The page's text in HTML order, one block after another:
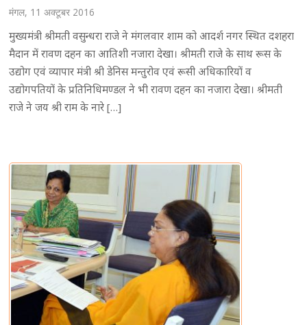
मंगल, 11 अक्टूबर 2016
मुख्यमंत्री श्रीमती वसुन्धरा राजे ने मंगलवार शाम को आदर्श नगर स्थित दशहरा
मैदान में रावण दहन का आतिशी नजारा देखा। श्रीमती राजे के साथ रूस के
उद्योग एवं व्यापार मंत्री श्री डेनिस मन्तुरोव एवं रूसी अधिकारियों व
उद्योगपतियों के प्रतिनिधिमण्डल ने भी रावण दहन का नजारा देखा। श्रीमती
राजे ने जय श्री राम के नारे […]